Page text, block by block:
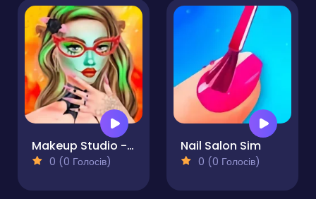
Makeup Studio - Halloween
0 (0 Голосів)
Nail Salon Sim
0 (0 Голосів)